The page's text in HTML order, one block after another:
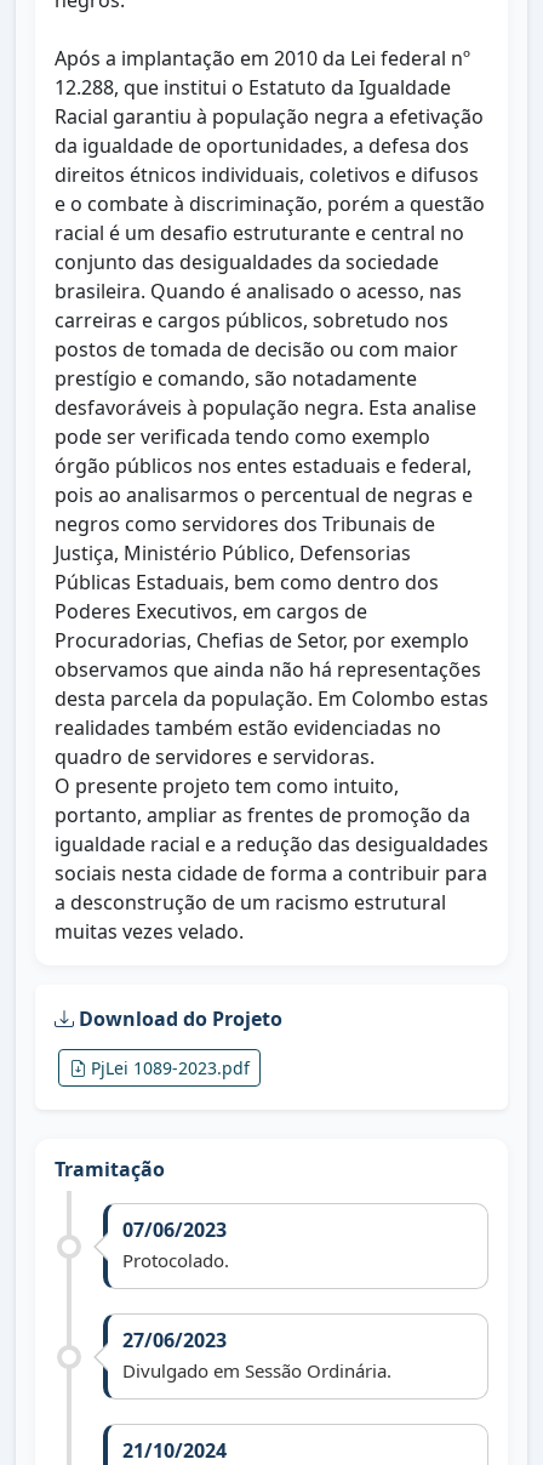
Após a implantação em 2010 da Lei federal nº
12.288, que institui o Estatuto da Igualdade
Racial garantiu à população negra a efetivação
da igualdade de oportunidades, a defesa dos
direitos étnicos individuais, coletivos e difusos
e o combate à discriminação, porém a questão
racial é um desafio estruturante e central no
conjunto das desigualdades da sociedade
brasileira. Quando é analisado o acesso, nas
carreiras e cargos públicos, sobretudo nos
postos de tomada de decisão ou com maior
prestígio e comando, são notadamente
desfavoráveis à população negra. Esta analise
pode ser verificada tendo como exemplo
órgão públicos nos entes estaduais e federal,
pois ao analisarmos o percentual de negras e
negros como servidores dos Tribunais de
Justiça, Ministério Público, Defensorias
Públicas Estaduais, bem como dentro dos
Poderes Executivos, em cargos de
Procuradorias, Chefias de Setor, por exemplo
observamos que ainda não há representações
desta parcela da população. Em Colombo estas
realidades também estão evidenciadas no
quadro de servidores e servidoras.
O presente projeto tem como intuito,
portanto, ampliar as frentes de promoção da
igualdade racial e a redução das desigualdades
sociais nesta cidade de forma a contribuir para
a desconstrução de um racismo estrutural
muitas vezes velado.
Download do Projeto
PjLei 1089-2023.pdf
Tramitação
07/06/2023
Protocolado.
27/06/2023
Divulgado em Sessão Ordinária.
21/10/2024